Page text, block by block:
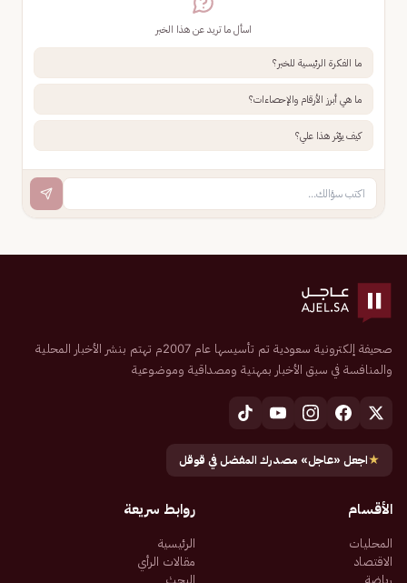
اسأل ما تريد عن هذا الخبر
ما الفكرة الرئيسية للخبر؟
ما هي أبرز الأرقام والإحصاءات؟
كيف يؤثر هذا علي؟
صحيفة إلكترونية سعودية تم تأسيسها عام 2007م تهتم بنشر الأخبار المحلية
والمنافسة في سبق الأخبار بمهنية ومصداقية وموضوعية
★اجعل «عاجل» مصدرك المفضل في قوقل
الأقسام
المحليات
الاقتصاد
رياضة
روابط سريعة
الرئيسية
مقالات الرأي
البحث